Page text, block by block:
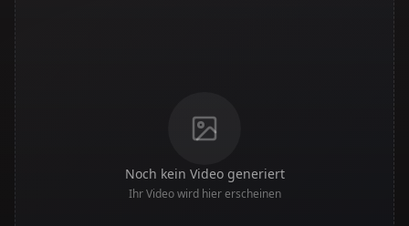
Noch kein Video generiert
Ihr Video wird hier erscheinen